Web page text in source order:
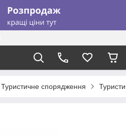
Туристичне спорядження